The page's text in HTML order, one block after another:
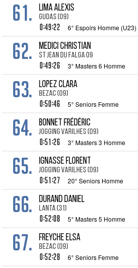
61. LIMA Alexis
GUDAS (09)
0:49:22 6° Espoirs Homme (U23)
62. MEDICI Christian
ST JEAN DU FALGA 09
0:49:26 3° Masters 6 Homme
63. LOPEZ Clara
BEZAC (09)
0:50:46 5° Seniors Femme
64. BONNET Frédéric
JOGGING VARILHES (09)
0:51:26 3° Masters 3 Homme
65. IGNASSE Florent
JOGGING VARILHES (09)
0:51:27 20° Seniors Homme
66. DURAND Daniel
LANTA (31)
0:52:08 5° Masters 5 Homme
67. FREYCHE Elsa
BEZAC (09)
0:52:28 6° Seniors Femme